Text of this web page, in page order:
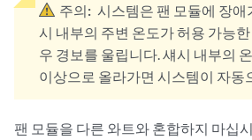
주의: 시스템은 팬 모듈에 장애
시 내부의 주변 온도가 허용 가능
우 경보를 울립니다. 섀시 내부의
이상으로 올라가면 시스템이 자동
팬 모듈을 다른 와트와 혼합하지 마십